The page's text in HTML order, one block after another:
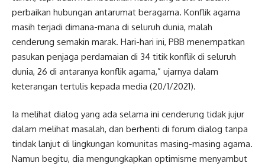
perbaikan hubungan antarumat beragama. Konflik agama
masih terjadi dimana-mana di seluruh dunia, malah
cenderung semakin marak. Hari-hari ini, PBB menempatkan
pasukan penjaga perdamaian di 34 titik konflik di seluruh
dunia, 26 di antaranya konflik agama,” ujarnya dalam
keterangan tertulis kepada media (20/1/2021).
Ia melihat dialog yang ada selama ini cenderung tidak jujur
dalam melihat masalah, dan berhenti di forum dialog tanpa
tindak lanjut di lingkungan komunitas masing-masing agama.
Namun begitu, dia mengungkapkan optimisme menyambut